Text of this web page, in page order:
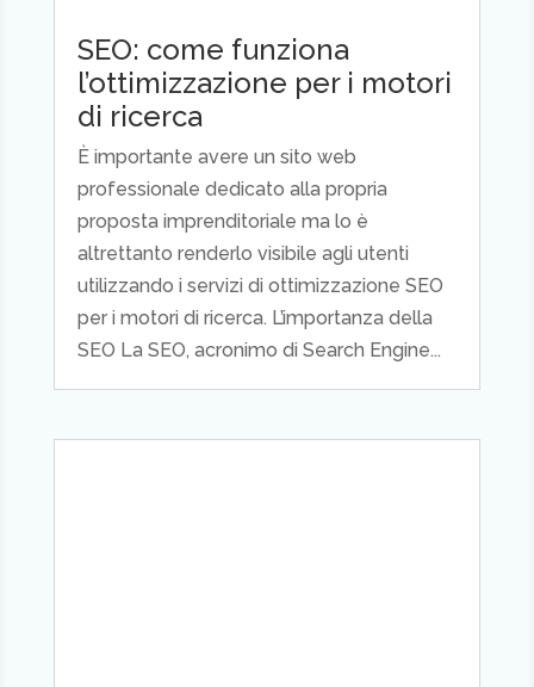
SEO: come funziona
l’ottimizzazione per i motori
di ricerca
È importante avere un sito web
professionale dedicato alla propria
proposta imprenditoriale ma lo è
altrettanto renderlo visibile agli utenti
utilizzando i servizi di ottimizzazione SEO
per i motori di ricerca. L’importanza della
SEO La SEO, acronimo di Search Engine...